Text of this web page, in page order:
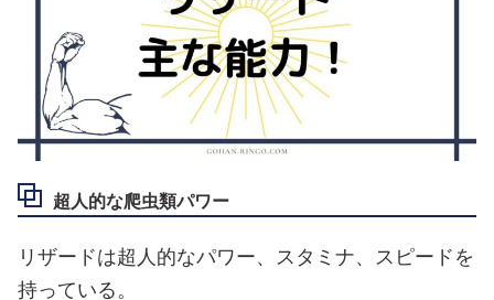
超人的な爬虫類パワー
リザードは超人的なパワー、スタミナ、スピードを
持っている。